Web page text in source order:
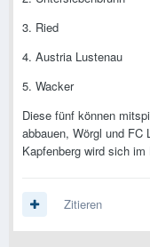
3. Ried
4. Austria Lustenau
5. Wacker
Diese fünf können
abbauen, Wörgl und FC
Kapfenberg wird sich
Zitieren